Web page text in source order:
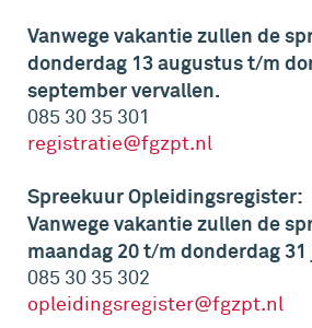
Vanwege vakantie zullen de
donderdag 13 augustus t/m
september vervallen.
085 30 35 301
registratie@fgzpt.nl
Spreekuur Opleidingsregister:
Vanwege vakantie zullen de
maandag 20 t/m donderdag
085 30 35 302
opleidingsregister@fgzpt.nl